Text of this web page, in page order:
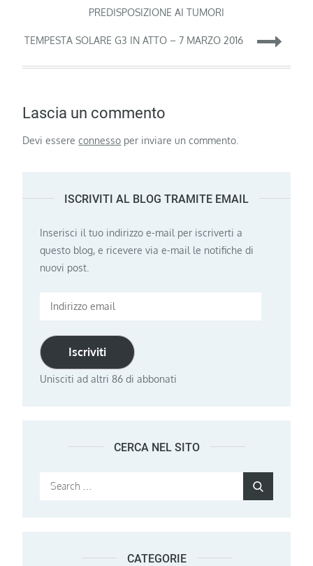
articoliPREDISPOSIZIONE AI TUMORI
TEMPESTA SOLARE G3 IN ATTO – 7 MARZO 2016
Lascia un commento
Devi essereconnesso per inviare un commento.
ISCRIVITI AL BLOG TRAMITE EMAIL
Inserisci il tuo indirizzo e-mail per iscriverti a
questo blog, e ricevere via e-mail le notifiche di
nuovi post.
Indirizzo
Iscriviti
Unisciti ad altri 86 di abbonati
CERCA NEL SITO
Search
CATEGORIE